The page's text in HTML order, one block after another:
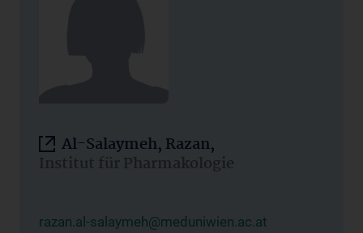
Al-Salaymeh, Razan,
Institut für Pharmakologie
razan.al-salaymeh@meduniwien.ac.at